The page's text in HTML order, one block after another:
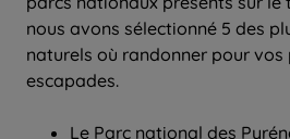
nous avons sélectionné 5 des
naturels où randonner pour vos
escapades.
Le Parc national des